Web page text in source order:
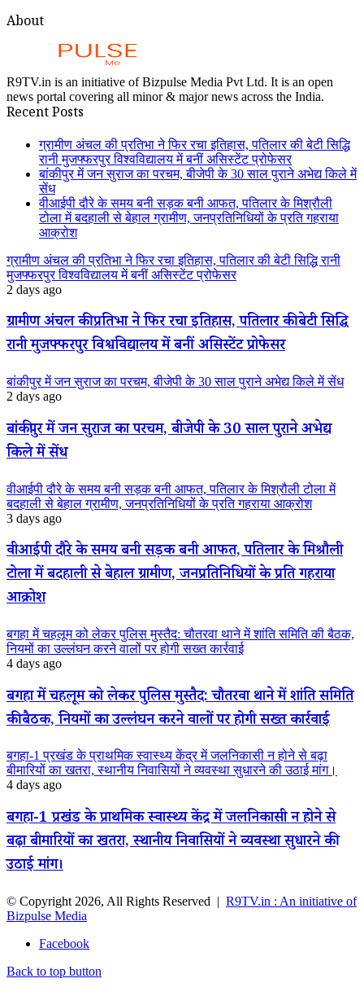
About
R9TV.in is an initiative of Bizpulse Media Pvt Ltd. It is an open
news portal covering all minor & major news across the India.
Recent Posts
ग्रामीण अंचल की प्रतिभा ने फिर रचा इतिहास, पतिलार की बेटी सिद्धि
रानी मुजफ्फरपुर विश्वविद्यालय में बनीं असिस्टेंट प्रोफेसर
बांकीपुर में जन सुराज का परचम, बीजेपी के 30 साल पुराने अभेद्य किले में
सेंध
वीआईपी दौरे के समय बनी सड़क बनी आफत, पतिलार के मिश्रौली
टोला में बदहाली से बेहाल ग्रामीण, जनप्रतिनिधियों के प्रति गहराया
आक्रोश
ग्रामीण अंचल की प्रतिभा ने फिर रचा इतिहास, पतिलार की बेटी सिद्धि रानी
मुजफ्फरपुर विश्वविद्यालय में बनीं असिस्टेंट प्रोफेसर
2 days ago
ग्रामीण अंचल की प्रतिभा ने फिर रचा इतिहास, पतिलार की बेटी सिद्धि
रानी मुजफ्फरपुर विश्वविद्यालय में बनीं असिस्टेंट प्रोफेसर
बांकीपुर में जन सुराज का परचम, बीजेपी के 30 साल पुराने अभेद्य किले में सेंध
2 days ago
बांकीपुर में जन सुराज का परचम, बीजेपी के 30 साल पुराने अभेद्य
किले में सेंध
वीआईपी दौरे के समय बनी सड़क बनी आफत, पतिलार के मिश्रौली टोला में
बदहाली से बेहाल ग्रामीण, जनप्रतिनिधियों के प्रति गहराया आक्रोश
3 days ago
वीआईपी दौरे के समय बनी सड़क बनी आफत, पतिलार के मिश्रौली
टोला में बदहाली से बेहाल ग्रामीण, जनप्रतिनिधियों के प्रति गहराया
आक्रोश
बगहा में चहलूम को लेकर पुलिस मुस्तैद: चौतरवा थाने में शांति समिति की बैठक,
नियमों का उल्लंघन करने वालों पर होगी सख्त कार्रवाई
4 days ago
बगहा में चहलूम को लेकर पुलिस मुस्तैद: चौतरवा थाने में शांति समिति
की बैठक, नियमों का उल्लंघन करने वालों पर होगी सख्त कार्रवाई
बगहा-1 प्रखंड के प्राथमिक स्वास्थ्य केंद्र में जलनिकासी न होने से बढ़ा
बीमारियों का खतरा, स्थानीय निवासियों ने व्यवस्था सुधारने की उठाई मांग।
4 days ago
बगहा-1 प्रखंड के प्राथमिक स्वास्थ्य केंद्र में जलनिकासी न होने से
बढ़ा बीमारियों का खतरा, स्थानीय निवासियों ने व्यवस्था सुधारने की
उठाई मांग।
© Copyright 2026, All Rights Reserved | R9TV.in : An initiative of
Bizpulse Media
Facebook
Back to top button